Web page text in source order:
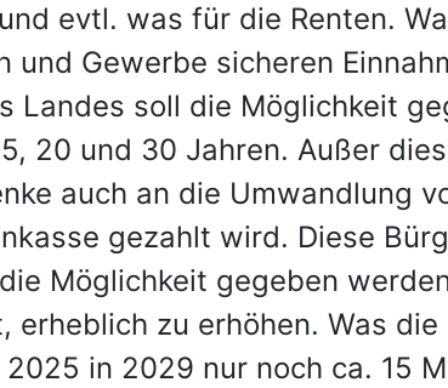
evtl. was für die Renten.
Gewerbe sicheren
Landes soll die Möglichkeit
20 und 30 Jahren. Außer
auch an die Umwandlung
gezahlt wird. Diese
Möglichkeit gegeben
zu erhöhen. Was
in 2029 nur noch ca. 15